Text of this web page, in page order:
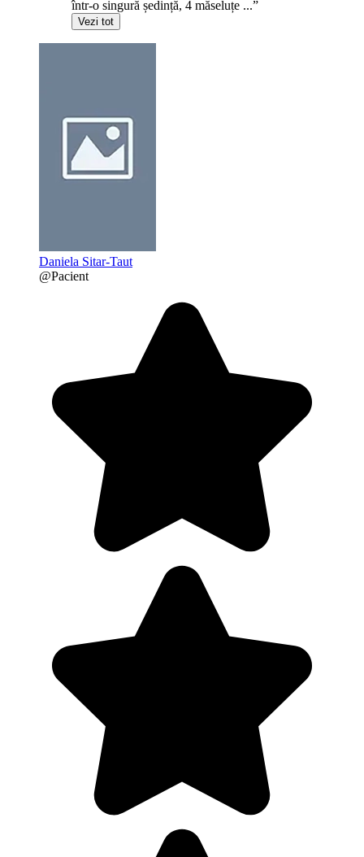
într-o singură ședință, 4 măseluțe ...”
Vezi tot
Daniela Sitar-Taut
@Pacient